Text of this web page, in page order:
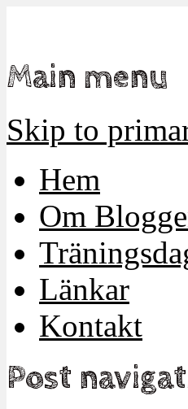
Main menu
Skip to
Hem
Om
Länkar
Kontakt
Post